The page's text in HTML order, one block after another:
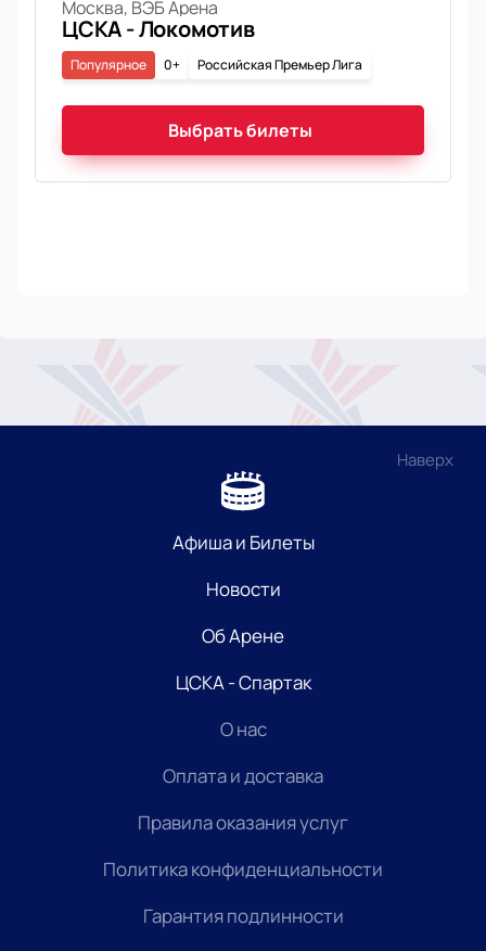
Москва, ВЭБ Арена
ЦСКА - Локомотив
0+ Российская Премьер Лига
Популярное
Выбрать билеты
Наверх
Афиша и Билеты
Новости
Об Арене
ЦСКА - Спартак
О нас
Оплата и доставка
Правила оказания услуг
Политика конфиденциальности
Гарантия подлинности